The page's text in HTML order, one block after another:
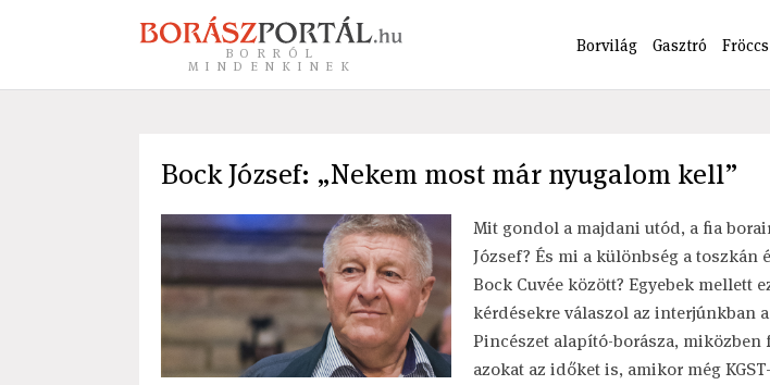
BORRÓL
MINDENKINEK
Borvilág Gasztró Fröccs
Bock József: „Nekem most már nyugalom kell”
Mit gondol a majdani utód, a fia
József? És mi a különbség a toszkán
Bock Cuvée között? Egyebek mellett
kérdésekre válaszol az interjúnkban
Pincészet alapító-borásza, miközben
azokat az időket is, amikor még